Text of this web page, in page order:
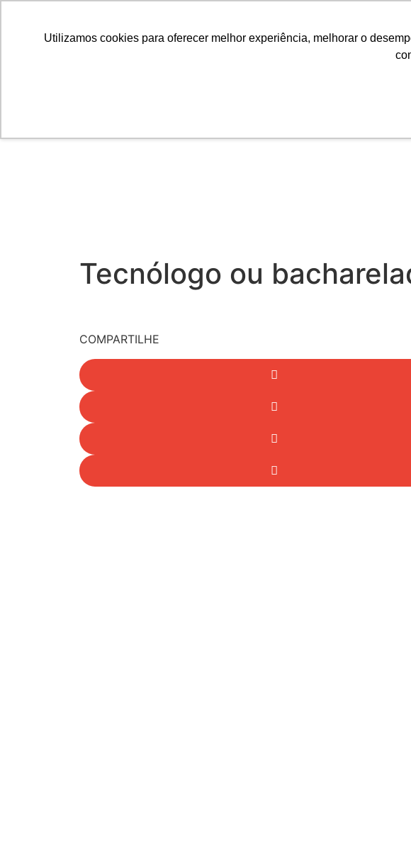
Utilizamos cookies para oferecer melhor experiência, melhorar o
Tecnólogo ou
COMPARTILHE